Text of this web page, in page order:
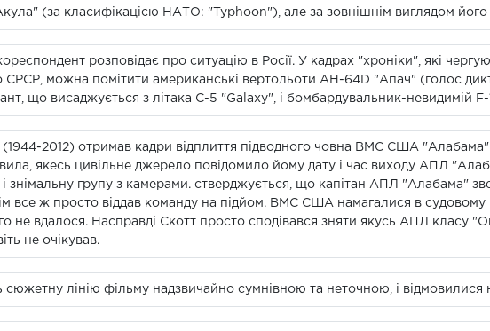
(за класифікацією НАТО: "Typhoon"), але за зовнішнім виглядом його
розповідає про ситуацію в Росії. У кадрах "хроніки", які
можна помітити американські вертольоти AH-64D "Апач" (голос
що висаджується з літака C-5 "Galaxy", і бомбардувальник-невидимій F-
(1944-2012) отримав кадри відплиття підводного човна ВМС США
якесь цивільне джерело повідомило йому дату і час виходу АПЛ
і знімальну групу з камерами. стверджується, що капітан АПЛ "Алабама"
все ж просто віддав команду на підйом. ВМС США намагалися в
не вдалося. Насправді Скотт просто сподівався зняти якусь АПЛ класу
не очікував.
лінію фільму надзвичайно сумнівною та неточною, і відмовилися